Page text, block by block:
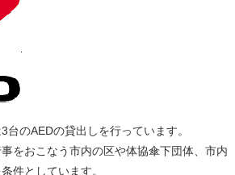
台のAEDの貸出しを行っています。
をおこなう市内の区や体協傘下団体、市内
件としています。